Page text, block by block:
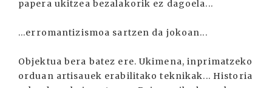
papera ukitzea bezalakorik ez dagoela...
...erromantizismoa sartzen da jokoan...
Objektua bera batez ere. Ukimena, inprimatzeko
orduan artisauek erabilitako teknikak... Historia